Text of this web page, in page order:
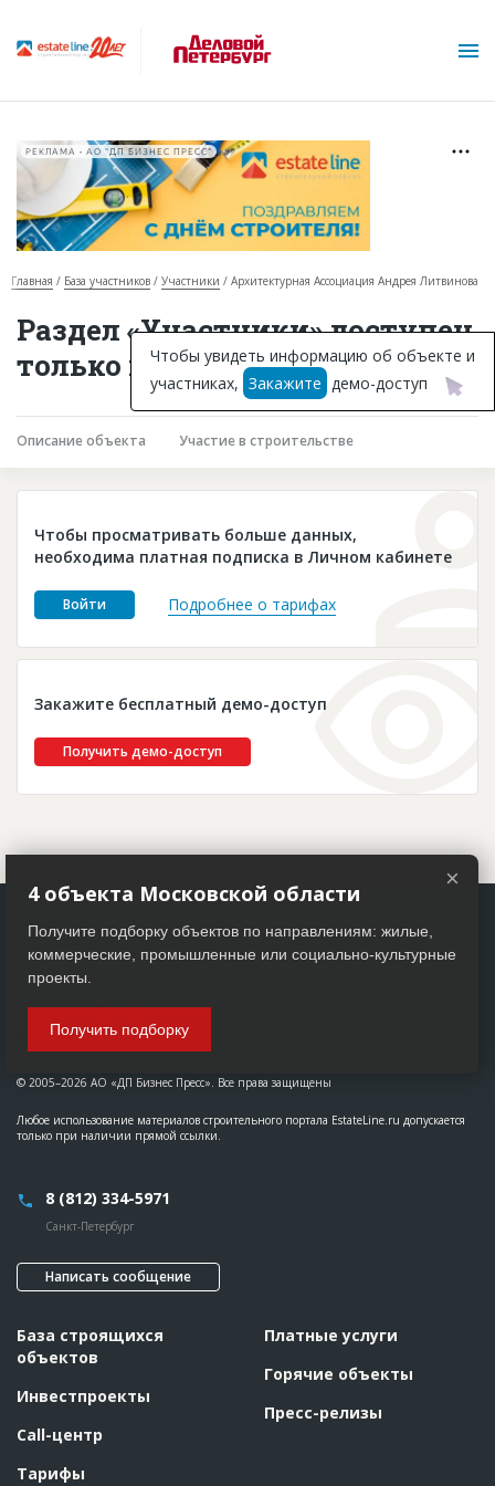
Горячие объекты
База строящихся объектов
Инвестпроекты
Глоссарий
Платные услуги
Пресс-релизы
РЕКЛАМА • АО "ДП БИЗНЕС ПРЕСС"
Главная База участников Участники Архитектурная Ассоциация Андрея Литвинова
Раздел «Участники» доступен
только подписчикам
Описание объекта Участие в строительстве
Чтобы просматривать больше данных,
необходима платная подписка в Личном кабинете
Войти Подробнее о тарифах
Закажите бесплатный демо-доступ
Получить демо-доступ
Чтобы увидеть информацию об объекте и
участниках, Закажите демо-доступ
© 2005–2026 АО «ДП Бизнес Пресс». Все права защищены
Любое использование материалов строительного портала EstateLine.ru допускается
только при наличии прямой ссылки.
8 (812) 334-5971
Санкт-Петербург
Написать сообщение
База строящихся
объектов
Инвестпроекты
Call-центр
Тарифы
Платные услуги
Горячие объекты
Пресс-релизы
×
4 объекта Московской области
Получите подборку объектов по направлениям: жилые,
коммерческие, промышленные или социально-культурные
проекты.
Получить подборку